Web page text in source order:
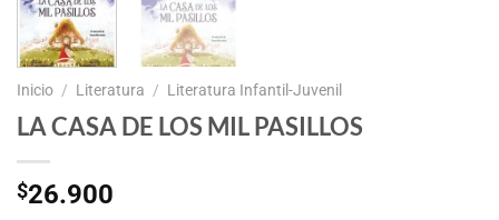
Inicio / Literatura / Literatura Infantil-Juvenil
LA CASA DE LOS MIL PASILLOS
$26.900